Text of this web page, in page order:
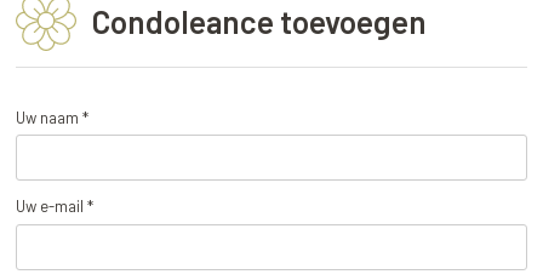
Condoleance toevoegen
Uw naam *
Uw e-mail *